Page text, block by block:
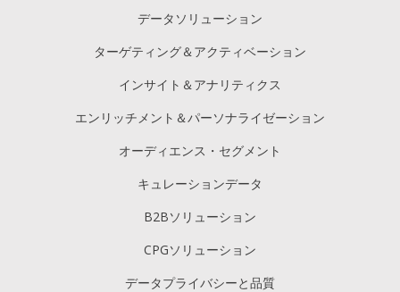
データソリューション
ターゲティング＆アクティベーション
インサイト＆アナリティクス
エンリッチメント＆パーソナライゼーション
オーディエンス・セグメント
キュレーションデータ
B2Bソリューション
CPGソリューション
データプライバシーと品質